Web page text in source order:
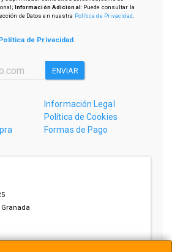
Información Adicional: Puede consultar la
de Datos en nuestra Política de Privacidad
de Privacidad.
ENVIAR
Información Legal
Política de Cookies
Formas de Pago
Granada